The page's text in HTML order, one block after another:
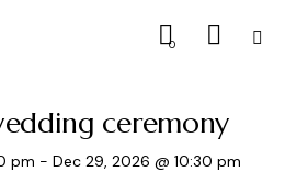
0
ceremony
pm - Dec 29, 2026 @ 10:30 pm